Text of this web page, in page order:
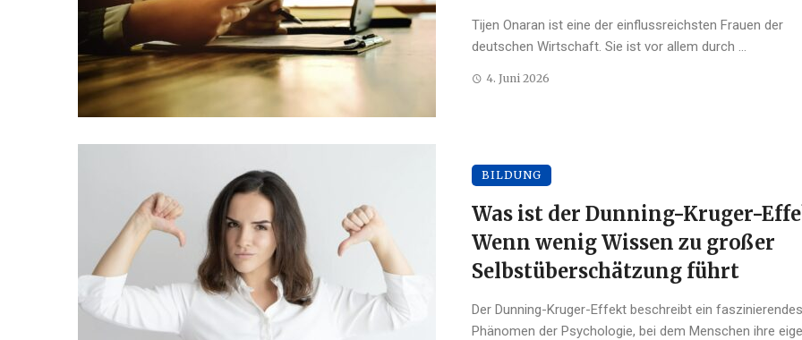
Tijen Onaran ist eine der einflussreichsten Frauen der
deutschen Wirtschaft. Sie ist vor allem durch ...
4. Juni 2026
BILDUNG
Was ist der Dunning-Kruger-
Wenn wenig Wissen zu großer
Selbstüberschätzung führt
Der Dunning-Kruger-Effekt beschreibt ein faszinierendes
Phänomen der Psychologie, bei dem Menschen ihre